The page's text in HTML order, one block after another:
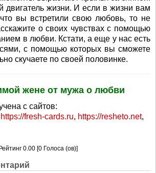
жизни. И если в жизни вам
вы встретили свою любовь, то не
о своих чувствах с помощью
в любви. Кстати, а еще у нас есть
с помощью которых вы сможете
скучаете по своей половинке.
жене от мужа о любви
с сайтов:
https://fresh-cards.ru, https://resheto.net,
Рейтинг 0.00 [0 Голоса (ов)]